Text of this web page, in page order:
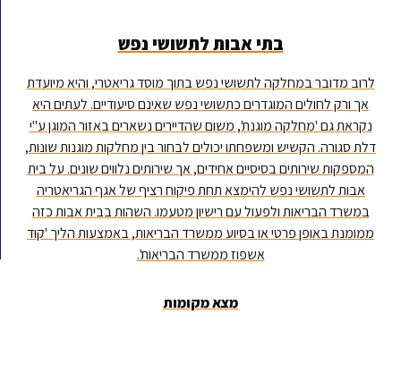
בתי אבות לתשושי נפש
לרוב מדובר במחלקה לתשושי נפש בתוך מוסד גריאטרי, והיא מיועדת
אך ורק לחולים המוגדרים כתשושי נפש שאינם סיעודיים. לעתים היא
נקראת גם 'מחלקה מוגנת', משום שהדיירים נשארים באזור המוגן ע"י
דלת סגורה. הקשיש ומשפחתו יכולים לבחור בין מחלקות מוגנות שונות,
המספקות שירותים בסיסיים אחידים, אך שירותים נלווים שונים. על בית
אבות לתשושי נפש להימצא תחת פיקוח רציף של אגף הגריאטריה
במשרד הבריאות ולפעול עם רישיון מטעמו. השהות בבית אבות כזה
ממומנת באופן פרטי או בסיוע ממשרד הבריאות, באמצעות הליך 'קוד
אשפוז ממשרד הבריאות'.
מצא מקומות